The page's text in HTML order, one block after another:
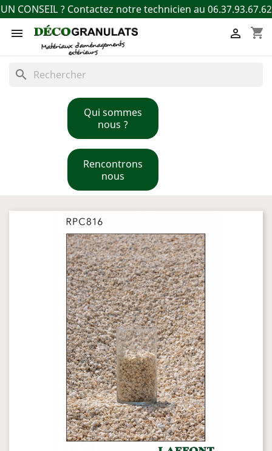
UN CONSEIL ? Contactez notre technicien au 06.37.93.67.62
 shopping_cart

search
Qui sommes
nous ?
Rencontrons
nous